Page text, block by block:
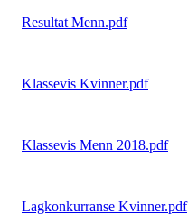
Resultat Menn.pdf
Klassevis Kvinner.pdf
Klassevis Menn 2018.pdf
Lagkonkurranse Kvinner.pdf